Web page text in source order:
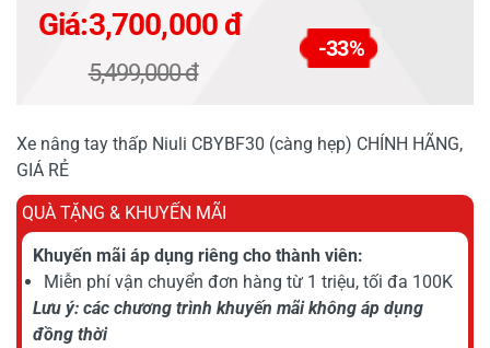
Giá:3,700,000 đ
5,499,000 đ
-33%
Xe nâng tay thấp Niuli CBYBF30 (càng hẹp) CHÍNH HÃNG,
GIÁ RẺ
QUÀ TẶNG & KHUYẾN MÃI
Khuyến mãi áp dụng riêng cho thành viên:
Miễn phí vận chuyển đơn hàng từ 1 triệu, tối đa 100K
Lưu ý: các chương trình khuyến mãi không áp dụng
đồng thời